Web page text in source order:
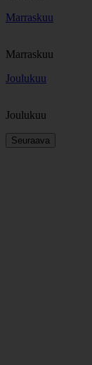
Marraskuu
Marraskuu
Joulukuu
Joulukuu
Seuraava